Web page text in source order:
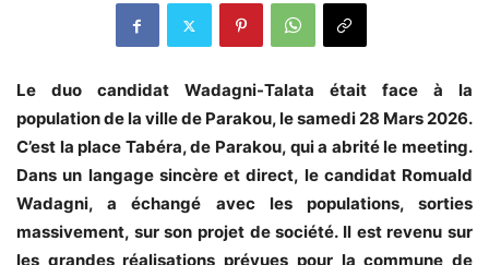
Le duo candidat Wadagni-Talata était face à la
population de la ville de Parakou, le samedi 28 Mars 2026.
C’est la place Tabéra, de Parakou, qui a abrité le meeting.
Dans un langage sincère et direct, le candidat Romuald
Wadagni, a échangé avec les populations, sorties
massivement, sur son projet de société. Il est revenu sur
les grandes réalisations prévues pour la commune de